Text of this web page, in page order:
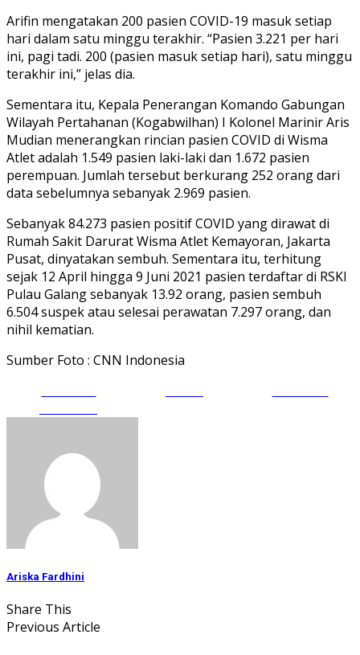
Arifin mengatakan 200 pasien COVID-19 masuk setiap
hari dalam satu minggu terakhir. “Pasien 3.221 per hari
ini, pagi tadi. 200 (pasien masuk setiap hari), satu minggu
terakhir ini,” jelas dia.
Sementara itu, Kepala Penerangan Komando Gabungan
Wilayah Pertahanan (Kogabwilhan) I Kolonel Marinir Aris
Mudian menerangkan rincian pasien COVID di Wisma
Atlet adalah 1.549 pasien laki-laki dan 1.672 pasien
perempuan. Jumlah tersebut berkurang 252 orang dari
data sebelumnya sebanyak 2.969 pasien.
Sebanyak 84.273 pasien positif COVID yang dirawat di
Rumah Sakit Darurat Wisma Atlet Kemayoran, Jakarta
Pusat, dinyatakan sembuh. Sementara itu, terhitung
sejak 12 April hingga 9 Juni 2021 pasien terdaftar di RSKI
Pulau Galang sebanyak 13.92 orang, pasien sembuh
6.504 suspek atau selesai perawatan 7.297 orang, dan
nihil kematian.
Sumber Foto : CNN Indonesia
Ariska Fardhini
Share This
Previous Article